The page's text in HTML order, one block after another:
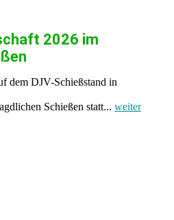
2026 im
dem DJV-Schießstand in
Schießen statt... weiter